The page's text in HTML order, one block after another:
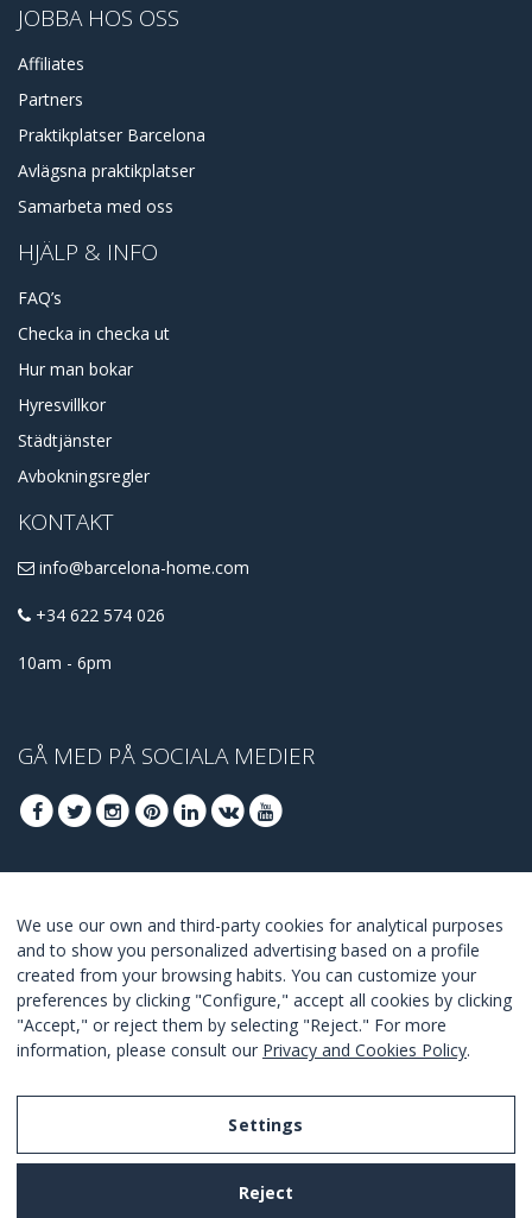
JOBBA HOS OSS
Affiliates
Partners
Praktikplatser Barcelona
Avlägsna praktikplatser
Samarbeta med oss
HJÄLP & INFO
FAQ’s
Checka in checka ut
Hur man bokar
Hyresvillkor
Städtjänster
Avbokningsregler
KONTAKT
info@barcelona-home.com
+34 622 574 026
10am - 6pm
GÅ MED PÅ SOCIALA MEDIER
ERBJUDANDENA
GÅ MED
I Agree with the terms and conditions
We use our own and third-party cookies for analytical purposes
and to show you personalized advertising based on a profile
created from your browsing habits. You can customize your
preferences by clicking "Configure," accept all cookies by clicking
"Accept," or reject them by selecting "Reject." For more
information, please consult our Privacy and Cookies Policy.
Settings
Reject
Legal Notice
Privacy and Cookies Policy